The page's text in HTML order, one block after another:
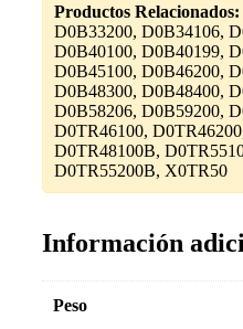
Productos Relacionados:
D0B33200, D0B34106,
D0B40100, D0B40199,
D0B45100, D0B46200,
D0B48300, D0B48400,
D0B58206, D0B59200,
D0TR46100,
D0TR48100B,
D0TR55200B, X0TR50
Información
Peso